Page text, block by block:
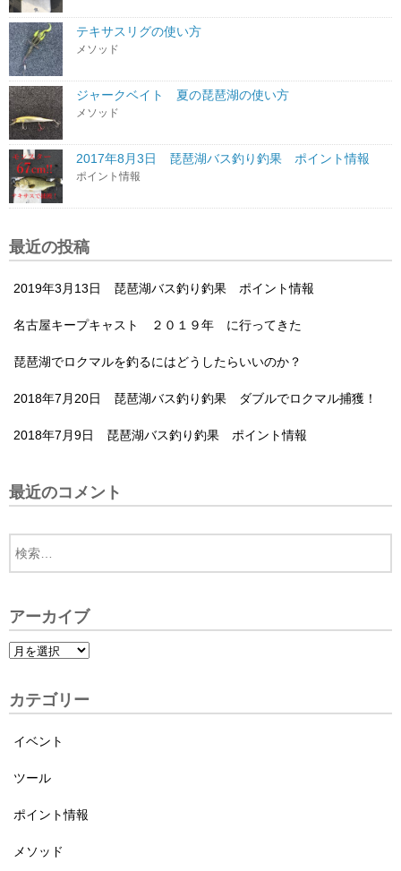
テキサスリグの使い方
メソッド
ジャークベイト 夏の琵琶湖の使い方
メソッド
2017年8月3日 琵琶湖バス釣り釣果 ポイント情報
ポイント情報
最近の投稿
2019年3月13日 琵琶湖バス釣り釣果 ポイント情報
名古屋キープキャスト ２０１９年 に行ってきた
琵琶湖でロクマルを釣るにはどうしたらいいのか？
2018年7月20日 琵琶湖バス釣り釣果 ダブルでロクマル捕獲！
2018年7月9日 琵琶湖バス釣り釣果 ポイント情報
最近のコメント
アーカイブ
カテゴリー
イベント
ツール
ポイント情報
メソッド